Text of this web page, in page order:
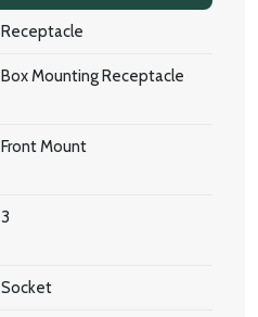
Receptacle
Box Mounting Receptacle
Front Mount
3
Socket